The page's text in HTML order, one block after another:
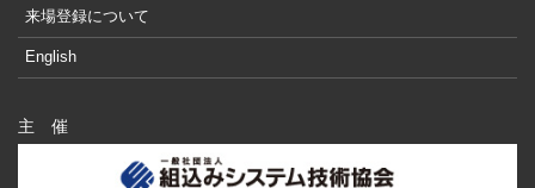
来場登録について
English
主 催